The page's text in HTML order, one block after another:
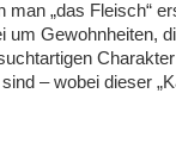
„das Fleisch“
um Gewohnheiten,
– wobei dieser